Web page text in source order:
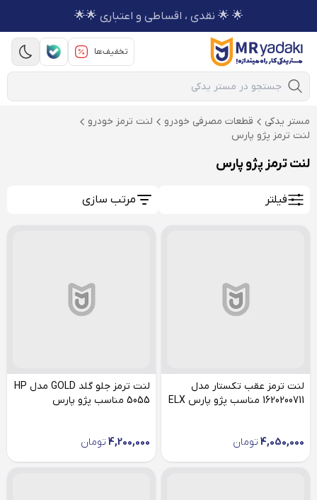
🌟 🌟 نقدی ، اقساطی و اعتباری 🌟🌟
تخفیف‌ها
Mobile Search
مستر یدکی قطعات مصرفی خودرو
لنت ترمز خودرو
لنت ترمز پژو پارس
لنت ترمز پژو پارس
فیلتر مرتب سازی
لنت ترمز عقب تکستار مدل
1620200711 مناسب پژو پارس ELX
4,050,000 تومان
لنت ترمز جلو گلد GOLD مدل HP
5055 مناسب پژو پارس
4,200,000 تومان